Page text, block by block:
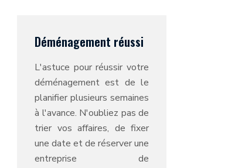
Déménagement réussi
L'astuce pour réussir votre
déménagement est de le
planifier plusieurs semaines
à l'avance. N'oubliez pas de
trier vos affaires, de fixer
une date et de réserver une
entreprise de